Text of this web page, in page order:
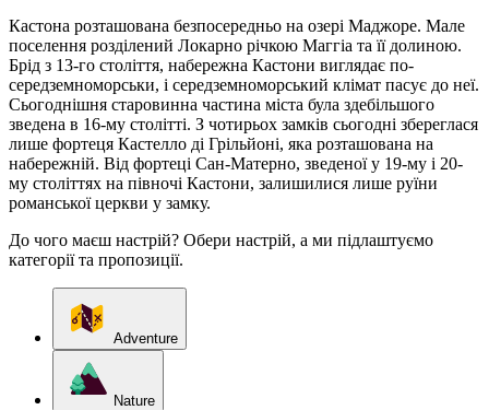
Кастона розташована безпосередньо на озері Маджоре. Мале
поселення розділений Локарно річкою Маггіа та її долиною.
Брід з 13-го століття, набережна Кастони виглядає по-
середземноморськи, і середземноморський клімат пасує до неї.
Сьогоднішня старовинна частина міста була здебільшого
зведена в 16-му столітті. З чотирьох замків сьогодні збереглася
лише фортеця Кастелло ді Грільйоні, яка розташована на
набережній. Від фортеці Сан-Матерно, зведеної у 19-му і 20-
му століттях на півночі Кастони, залишилися лише руїни
романської церкви у замку.
До чого маєш настрій? Обери настрій, а ми підлаштуємо
категорії та пропозиції.
Adventure
Nature